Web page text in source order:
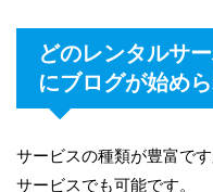
どのレンタルサ
にブログが始め
サービスの種類が豊富で
サービスでも可能です。